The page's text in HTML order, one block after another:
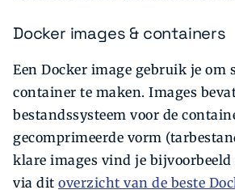
Docker images & containers
Een Docker image gebruik je om
container te maken. Images
bestandssysteem voor de
gecomprimeerde vorm
klare images vind je bijvoorbeeld
via dit overzicht van de beste